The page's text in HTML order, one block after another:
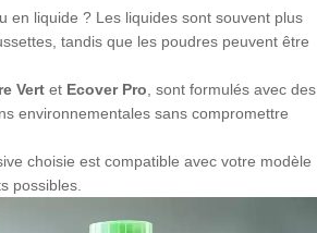
en liquide ? Les liquides sont souvent plus
tandis que les poudres peuvent être
Vert et Ecover Pro, sont formulés avec des
environnementales sans compromettre
choisie est compatible avec votre modèle
possibles.